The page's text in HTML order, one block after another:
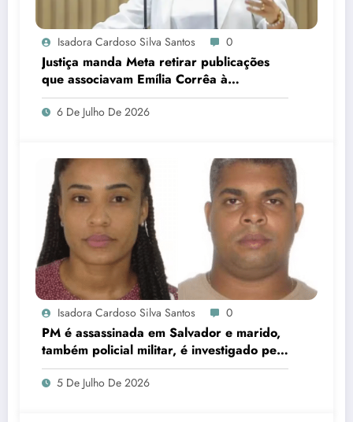
Isadora Cardoso Silva Santos 0
Justiça manda Meta retirar publicações
que associavam Emília Corrêa à
corrupção e identificar responsáveis
6 De Julho De 2026
Isadora Cardoso Silva Santos 0
PM é assassinada em Salvador e marido,
também policial militar, é investigado pelo
crime
5 De Julho De 2026